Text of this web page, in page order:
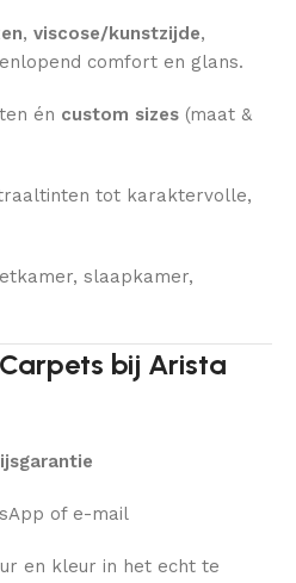
, viscose/kunstzijde,
comfort en glans.
én custom sizes (maat &
tot karaktervolle,
slaapkamer,
bij Arista
of e-mail
en kleur in het echt te